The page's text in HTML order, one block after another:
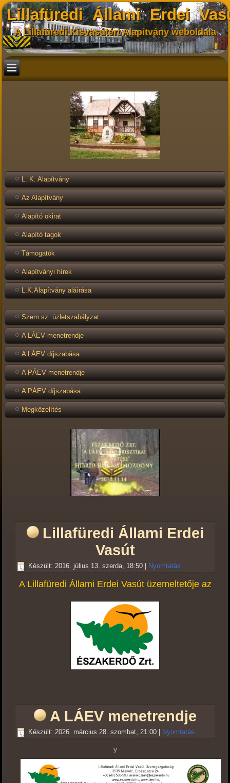
Lillafüredi Állami Erdei
A Lillafüredi Kisvasútért Alapítvány weboldala
L. K. Alapítvány
Az Alapítvány
Alapító okirat
Alapító tagok
Támogatók
Alapítványi hírek
L.K.Alapítvány aláírása
Szem.sz. üzletszabályzat
A LÁEV menetrendje
A LÁEV díjszabása
A PÁEV menetrendje
A PÁEV díjszabása
Megközelítés
Lillafüredi Állami Erdei
Vasút
Készült: 2016. július 13. szerda, 18:50 Nyomtatás
A Lillafüredi Állami Erdei Vasút üzemeltetője az
A LÁEV menetrendje
Készült: 2026. március 28. szombat, 21:00 Nyomtatás
y